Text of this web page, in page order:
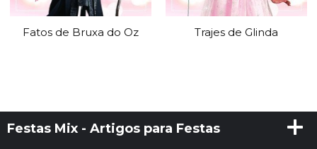
Fatos de Bruxa do Oz Trajes de Glinda
Festas Mix - Artigos para Festas